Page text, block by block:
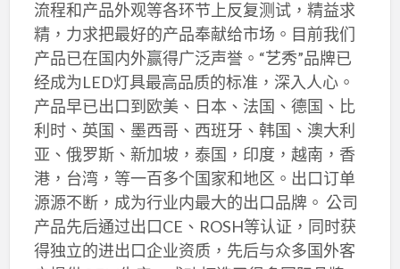
流程和产品外观等各环节上反复测试，精益求
精，力求把最好的产品奉献给市场。目前我们
产品已在国内外赢得广泛声誉。“艺秀”品牌已
经成为LED灯具最高品质的标准，深入人心。
产品早已出口到欧美、日本、法国、德国、比
利时、英国、墨西哥、西班牙、韩国、澳大利
亚、俄罗斯、新加坡，泰国，印度，越南，香
港，台湾，等一百多个国家和地区。出口订单
源源不断，成为行业内最大的出口品牌。 公司
产品先后通过出口CE、ROSH等认证，同时获
得独立的进出口企业资质，先后与众多国外客